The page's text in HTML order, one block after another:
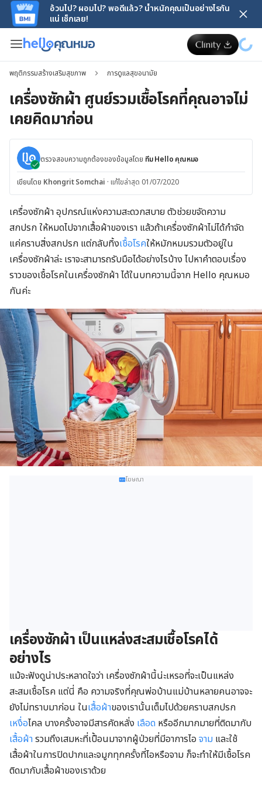
อ้วนไป? ผอมไป? พอดีแล้ว? น้ำหนักคุณเป็นอย่างไรกัน
แน่ เช็กเลย!
พฤติกรรมสร้างเสริมสุขภาพ การดูแลสุขอนามัย
เครื่องซักผ้า ศูนย์รวมเชื้อโรคที่คุณอาจไม่
เคยคิดมาก่อน
ตรวจสอบความถูกต้องของข้อมูลโดย ทีม Hello คุณหมอ
เขียนโดย Khongrit Somchai · แก้ไขล่าสุด 01/07/2020
เครื่องซักผ้า อุปกรณ์แห่งความสะดวกสบาย ตัวช่วยขจัดความ
สกปรก ให้หมดไปจากเสื้อผ้าของเรา แล้วถ้าเครื่องซักผ้าไม่ได้กำจัด
แค่คราบสิ่งสกปรก แต่กลับทิ้งเชื้อโรคให้หมักหมมรวมตัวอยู่ใน
เครื่องซักผ้าล่ะ เราจะสามารถรับมือได้อย่างไรบ้าง ไปหาคำตอบเรื่อง
ราวของเชื้อโรคในเครื่องซักผ้า ได้ในบทความนี้จาก Hello คุณหมอ
กันค่ะ
โฆษณา
เครื่องซักผ้า เป็นแหล่งสะสมเชื้อโรคได้
อย่างไร
แม้จะฟังดูน่าประหลาดใจว่า เครื่องซักผ้านี้น่ะเหรอที่จะเป็นแหล่ง
สะสมเชื้อโรค แต่นี่ คือ ความจริงที่คุณพ่อบ้านแม่บ้านหลายคนอาจจะ
ยังไม่ทราบมาก่อน ในเสื้อผ้าของเรานั้นเต็มไปด้วยคราบสกปรก
เหงื่อไคล บางครั้งอาจมีสารคัดหลั่ง เลือด หรืออีกมากมายที่ติดมากับ
เสื้อผ้ารวมถึงเสมหะที่เปื้อนมาจากผู้ป่วยที่มีอาการไอ จาม และใช้
เสื้อผ้าในการปิดปากและจมูกทุกครั้งที่ไอหรือจาม ก็จะทำให้มีเชื้อโรค
ติดมากับเสื้อผ้าของเราด้วย